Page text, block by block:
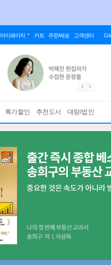
마이페이지 카트 주문/배송 고객센터
특가할인 추천도서 대량/법인